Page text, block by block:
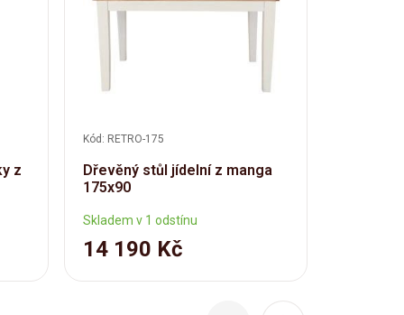
z
Kód: RETRO-175
Dřevěný stůl jídelní z manga
175x90
Skladem v 1 odstínu
14 190 Kč